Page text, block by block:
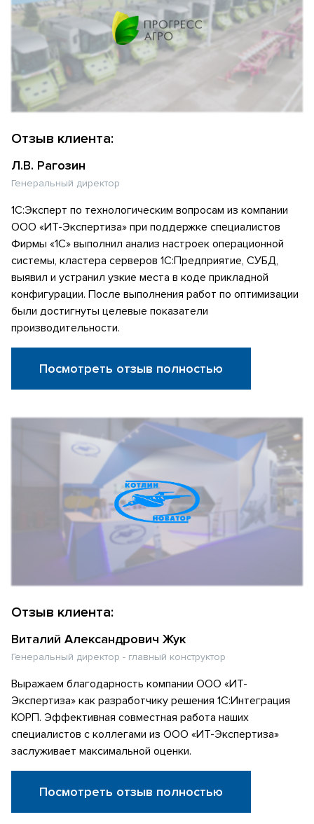
Отзыв клиента:
Л.В. Рагозин
Генеральный директор
1С:Эксперт по технологическим вопросам из компании
ООО «ИТ-Экспертиза» при поддержке специалистов
Фирмы «1С» выполнил анализ настроек операционной
системы, кластера серверов 1С:Предприятие, СУБД,
выявил и устранил узкие места в коде прикладной
конфигурации. После выполнения работ по оптимизации
были достигнуты целевые показатели
производительности.
Посмотреть отзыв полностью
Отзыв клиента:
Виталий Александрович Жук
Генеральный директор - главный конструктор
Выражаем благодарность компании ООО «ИТ-
Экспертиза» как разработчику решения 1С:Интеграция
КОРП. Эффективная совместная работа наших
специалистов с коллегами из ООО «ИТ-Экспертиза»
заслуживает максимальной оценки.
Посмотреть отзыв полностью